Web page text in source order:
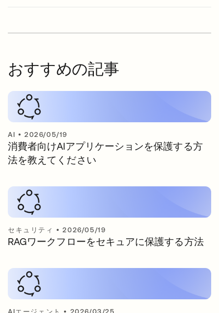
おすすめの記事
AI •2026/05/19
消費者向けAIアプリケーションを保護する方
法を教えてください
セキュリティ •2026/05/19
RAGワークフローをセキュアに保護する方法